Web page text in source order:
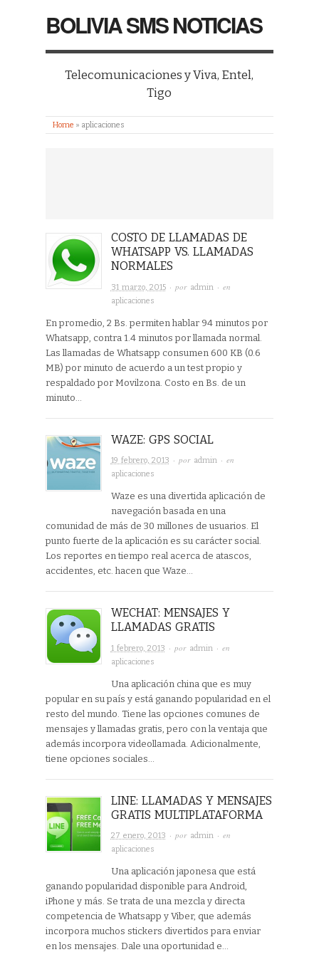
BOLIVIA SMS NOTICIAS
Telecomunicaciones y Viva, Entel,
Tigo
Home » aplicaciones
COSTO DE LLAMADAS DE
WHATSAPP VS. LLAMADAS
NORMALES
31 marzo, 2015· por admin · en
aplicaciones
En promedio, 2 Bs. permiten hablar 94 minutos por
Whatsapp, contra 1.4 minutos por llamada normal.
Las llamadas de Whatsapp consumen 600 KB (0.6
MB) por minuto de acuerdo a un test propio y
respaldado por Movilzona. Costo en Bs. de un
minuto…
WAZE: GPS SOCIAL
19 febrero, 2013 · por admin· en
aplicaciones
Waze es una divertida aplicación de
navegación basada en una
comunidad de más de 30 millones de usuarios. El
punto fuerte de la aplicación es su carácter social.
Los reportes en tiempo real acerca de atascos,
accidentes, etc. hacen que Waze…
WECHAT: MENSAJES Y
LLAMADAS GRATIS
1 febrero, 2013 · por admin · en
aplicaciones
Una aplicación china que es muy
popular en su país y está ganando popularidad en el
resto del mundo. Tiene las opciones comunes de
mensajes y llamadas gratis, pero con la ventaja que
además incorpora videollamada. Adicionalmente,
tiene opciones sociales…
LINE: LLAMADAS Y MENSAJES
GRATIS MULTIPLATAFORMA
27 enero, 2013 · por admin· en
aplicaciones
Una aplicación japonesa que está
ganando popularidad disponible para Android,
iPhone y más. Se trata de una mezcla y directa
competencia de Whatsapp y Viber, que además
incorpora muchos stickers divertidos para enviar
en los mensajes. Dale una oportunidad e…